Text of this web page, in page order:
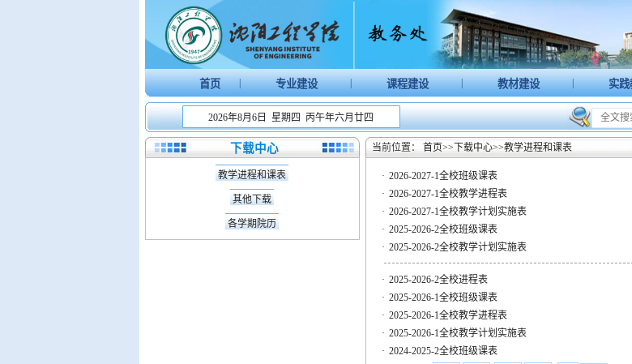
首页 | 专业建设 | 课程建设 | 教材建设 | 实践
2026年8月6日 星期四 丙午年六月廿四
下载中心
教学进程和课表
其他下载
各学期院历
当前位置： 首页>> 下载中心>>教学进程和课表
· 2026-2027-1全校班级课表
· 2026-2027-1全校教学进程表
· 2026-2027-1全校教学计划实施表
· 2025-2026-2全校班级课表
· 2025-2026-2全校教学计划实施表
· 2025-2026-2全校进程表
· 2025-2026-1全校班级课表
· 2025-2026-1全校教学进程表
· 2025-2026-1全校教学计划实施表
· 2024-2025-2全校班级课表